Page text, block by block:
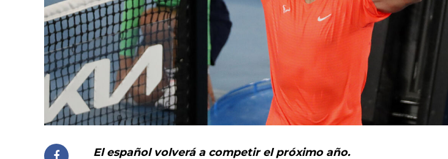
El español volverá a competir el próximo año.